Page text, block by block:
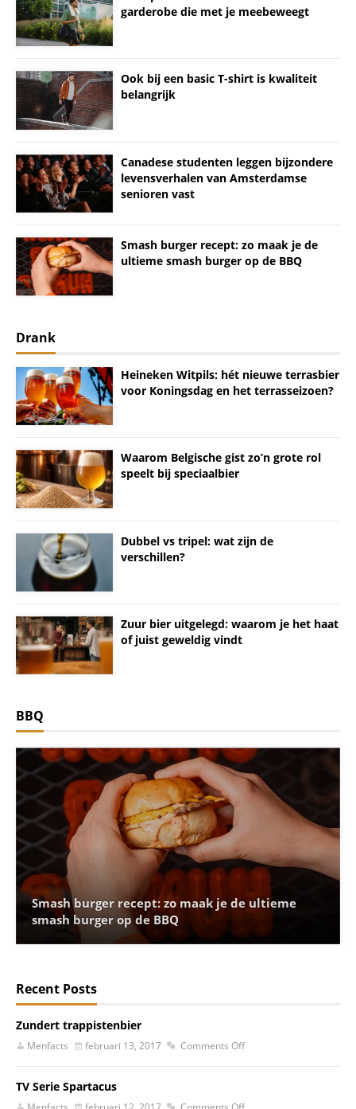
garderobe die met je meebeweegt
Ook bij een basic T-shirt is kwaliteit
belangrijk
Canadese studenten leggen bijzondere
levensverhalen van Amsterdamse
senioren vast
Smash burger recept: zo maak je de
ultieme smash burger op de BBQ
Drank
Heineken Witpils: hét nieuwe terrasbier
voor Koningsdag en het terrasseizoen?
Waarom Belgische gist zo’n grote rol
speelt bij speciaalbier
Dubbel vs tripel: wat zijn de
verschillen?
Zuur bier uitgelegd: waarom je het haat
of juist geweldig vindt
BBQ
Smash burger recept: zo maak je de ultieme
smash burger op de BBQ
Recent Posts
Zundert trappistenbier
Menfacts februari 13, 2017 Comments Off
TV Serie Spartacus